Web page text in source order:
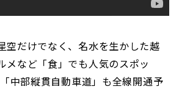
空だけでなく、名水を生かした越
メなど「食」でも人気のスポッ
中部縦貫自動車道」も全線開通予